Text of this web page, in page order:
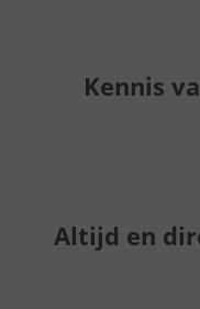
Kennis
Altijd en